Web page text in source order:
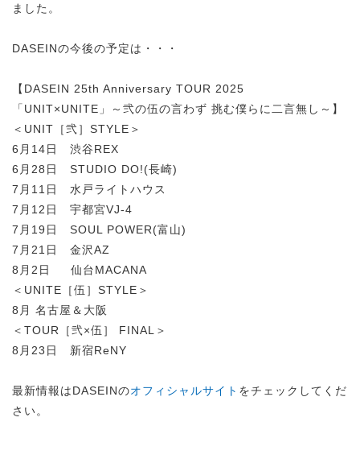
ました。
DASEINの今後の予定は・・・
【DASEIN 25th Anniversary TOUR 2025
「UNIT×UNITE」～弐の伍の言わず 挑む僕らに二言無し～】
＜UNIT［弐］STYLE＞
6月14日 渋谷REX
6月28日 STUDIO DO!(長崎)
7月11日 水戸ライトハウス
7月12日 宇都宮VJ-4
7月19日 SOUL POWER(富山)
7月21日 金沢AZ
8月2日 仙台MACANA
＜UNITE［伍］STYLE＞
8月 名古屋＆大阪
＜TOUR［弐×伍］ FINAL＞
8月23日 新宿ReNY
最新情報はDASEINのオフィシャルサイト をチェックしてくだ
さい。